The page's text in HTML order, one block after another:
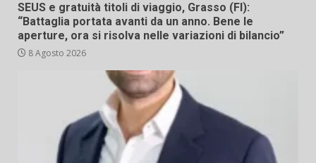
SEUS e gratuità titoli di viaggio, Grasso (FI):
“Battaglia portata avanti da un anno. Bene le
aperture, ora si risolva nelle variazioni di bilancio”
8 Agosto 2026